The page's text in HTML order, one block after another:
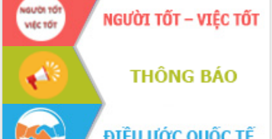
Đắk Lắk: Tôn vinh 46 giải pháp tại Hội
thi Sáng tạo Kỹ thuật 2024 - 2025
Đắk Lắk rà soát, điều chỉnh Đề án 190
về phát triển nuôi trồng thủy sản
Phó Chủ tịch UBND tỉnh Đắk Lắk
Trương Công Thái kiểm tra thực địa
Dự án cao tốc Khánh Hòa - Buôn Ma
Định vị cà phê Việt Nam như một “di
sản sống” trong dòng chảy toàn cầu